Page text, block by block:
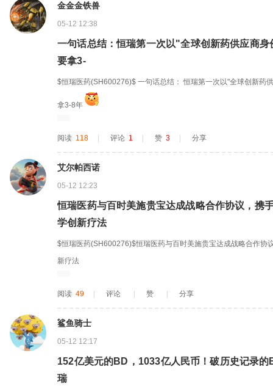
金金金铁兽
05-12 12:38
一句话总结：恒瑞第一次以"全球创新药供应商
要拿3-
$恒瑞医药(SH600276)$ 一句话总结： 恒瑞第一次以"全球创新药
拿3-8年
阅读 118 评论 1 赞 3 分享
艾尔帕西诺
05-12 12:23
恒瑞医药与百时美施贵宝达成战略合作协议，携
学创新疗法
$恒瑞医药(SH600276)$恒瑞医药与百时美施贵宝达成战略合作协
新疗法
阅读 49 评论 赞 分享
鲨鱼骑士
05-12 12:17
152亿美元的BD，1033亿人民币！破历史记录
瑞